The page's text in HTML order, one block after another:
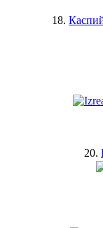
18.
20.